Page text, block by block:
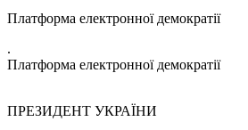
Платформа електронної демократії
.
Платформа електронної демократії
ПРЕЗИДЕНТ УКРАЇНИ